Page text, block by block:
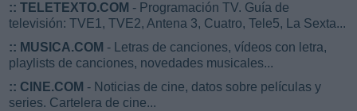
:: TELETEXTO.COM - Programación TV. Guía de
televisión: TVE1, TVE2, Antena 3, Cuatro, Tele5, La Sexta...
:: MUSICA.COM - Letras de canciones, vídeos con letra,
playlists de canciones, novedades musicales...
:: CINE.COM - Noticias de cine, datos sobre películas y
series. Cartelera de cine...